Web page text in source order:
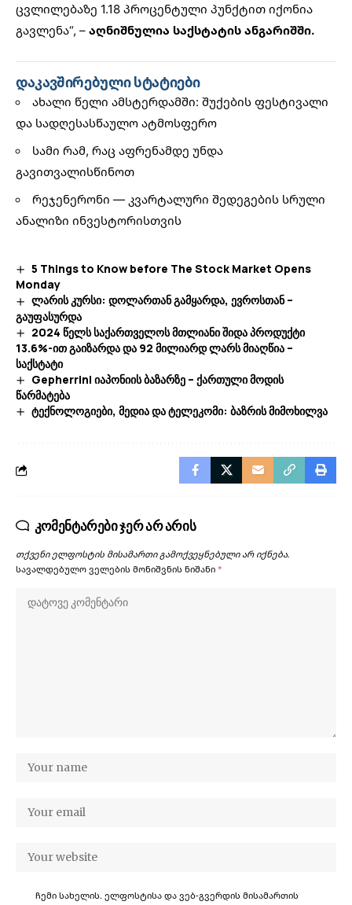
ცვლილებაზე 1.18 პროცენტული პუნქტით იქონია
გავლენა“, – აღნიშნულია საქსტატის ანგარიშში.
დაკავშირებული სტატიები
ახალი წელი ამსტერდამში: შუქების ფესტივალი
და სადღესასწაულო ატმოსფერო
სამი რამ, რაც აფრენამდე უნდა
გავითვალისწინოთ
რეჯენერონი — კვარტალური შედეგების სრული
ანალიზი ინვესტორისთვის
5 Things to Know before The Stock Market Opens
Monday
ლარის კურსი: დოლართან გამყარდა, ევროსთან –
გაუფასურდა
2024 წელს საქართველოს მთლიანი შიდა პროდუქტი
13.6%-ით გაიზარდა და 92 მილიარდ ლარს მიაღწია –
საქსტატი
Gepherrini იაპონიის ბაზარზე – ქართული მოდის
წარმატება
ტექნოლოგიები, მედია და ტელეკომი: ბაზრის მიმოხილვა
კომენტარები ჯერ არ არის
თქვენი ელფოსტის მისამართი გამოქვეყნებული არ იქნება.
სავალდებულო ველების მონიშვნის ნიშანი *
ჩემი სახელის. ელფოსტისა და ვებ-გვერდის მისამართის